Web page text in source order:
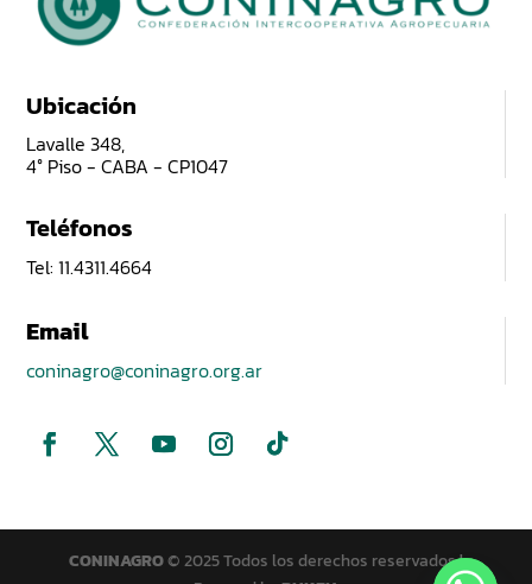
Ubicación
Lavalle 348,
4° Piso - CABA - CP1047
Teléfonos
Tel: 11.4311.4664
Email
coninagro@coninagro.org.ar
CONINAGRO© 2025 Todos los derechos reservados |